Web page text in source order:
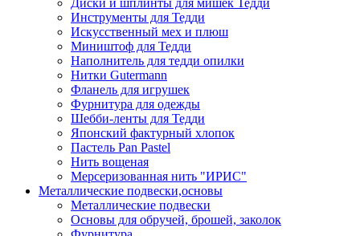
Инструменты для Тедди
Искусственный мех и плюш
Миништоф для Тедди
Наполнитель для тедди опилки
Нитки Gutermann
Фланель для игрушек
Фурнитура для одежды
Шебби-ленты для Тедди
Японский фактурный хлопок
Пастель Pan Pastel
Нить вощеная
Мерсеризованная нить "ИРИС"
Металлические подвески,основы
Металлические подвески
Основы для обручей, брошей, заколок